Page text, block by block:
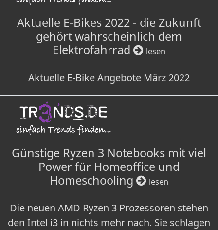
Aktuelle E-Bikes 2022 - die Zukunft
gehört wahrscheinlich dem
Elektrofahrrad
lesen
Aktuelle E-Bike Angebote März 2022
Günstige Ryzen 3 Notebooks mit viel
Power für Homeoffice und
Homeschooling
lesen
Die neuen AMD Ryzen 3 Prozessoren stehen
den Intel i3 in nichts mehr nach. Sie schlagen